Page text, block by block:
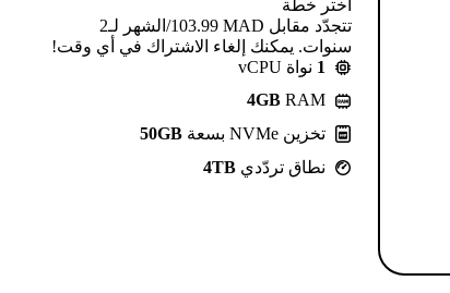
اختر خطة
تتجدّد مقابل MAD ⁦103.99⁩/الشهر لـ2
سنوات. يمكنك إلغاء الاشتراك في أي وقت!
1 نواة vCPU
4GB RAM
تخزين NVMe بسعة
50GB
نطاق تردّدي 4TB